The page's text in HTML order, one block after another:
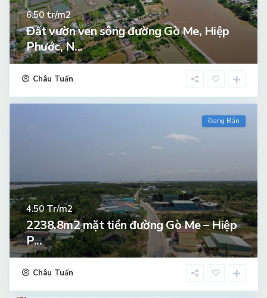
6.50tr/m2
Đất vườn ven sông đường Gò Me, Hiệp
Phước, N...
Châu Tuấn
Đang Bán
4.50Tr/m2
2238.8m2 mặt tiền đường Gò Me – Hiệp
P...
Châu Tuấn